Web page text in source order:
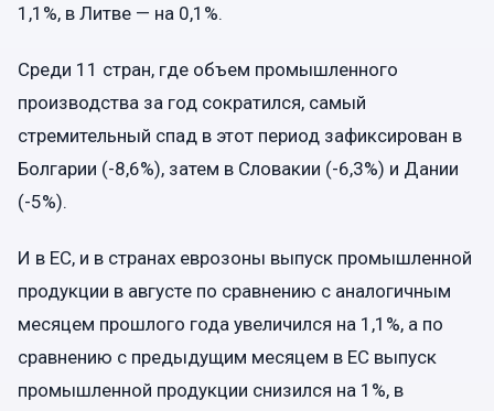
1,1%, в Литве — на 0,1%.
Среди 11 стран, где объем промышленного
производства за год сократился, самый
стремительный спад в этот период зафиксирован в
Болгарии (-8,6%), затем в Словакии (-6,3%) и Дании
(-5%).
И в ЕС, и в странах еврозоны выпуск промышленной
продукции в августе по сравнению с аналогичным
месяцем прошлого года увеличился на 1,1%, а по
сравнению с предыдущим месяцем в ЕС выпуск
промышленной продукции снизился на 1%, в